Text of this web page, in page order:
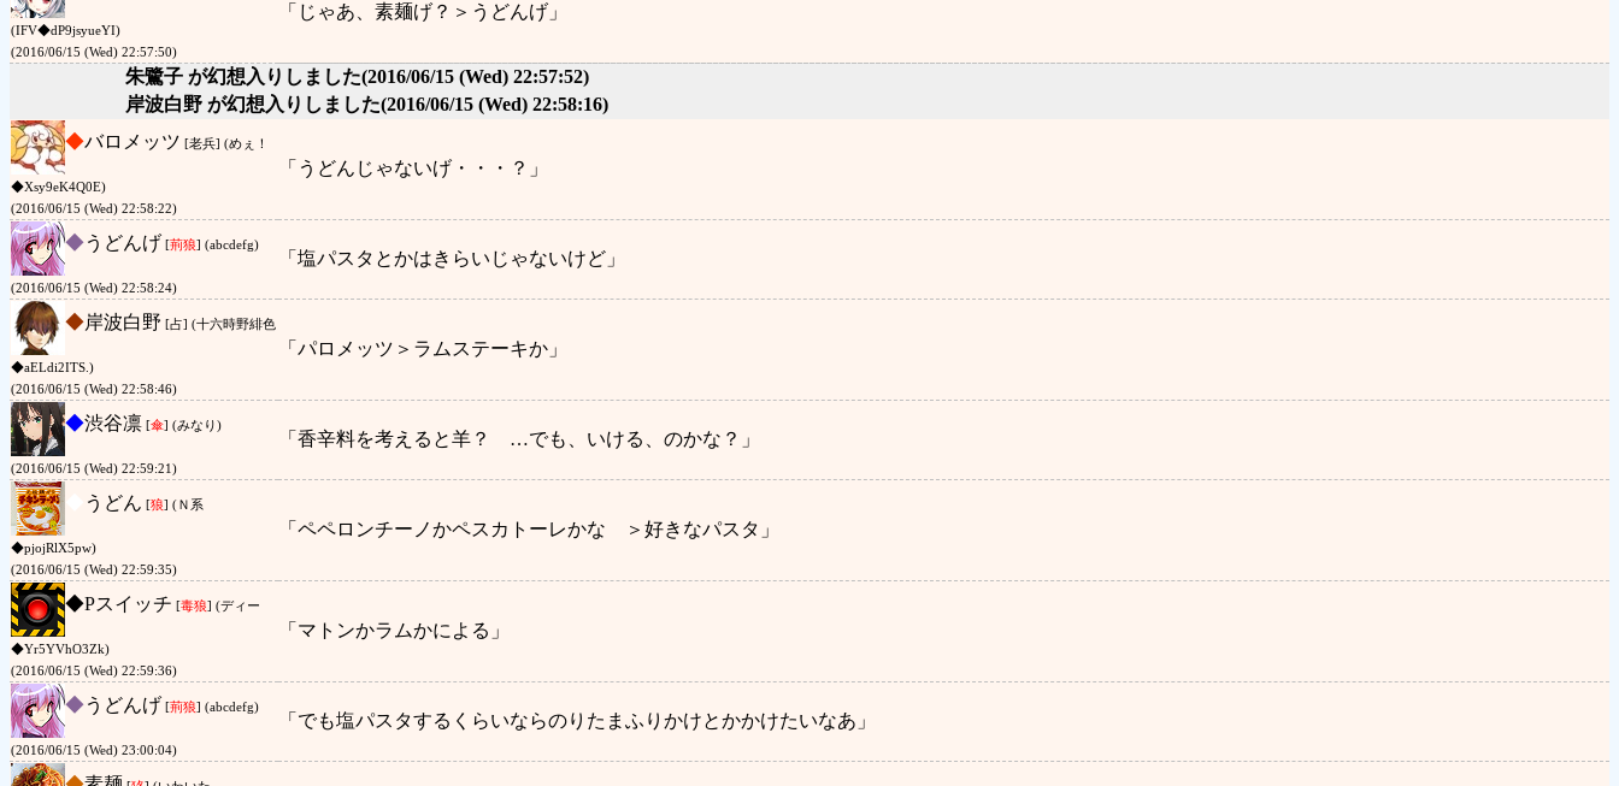
(IFV◆dP9jsyueYI)
(2016/06/15 (Wed) 22:57:50)
「じゃあ、素麺げ？＞うどんげ」
朱鷺子 が幻想入りしました(2016/06/15 (Wed) 22:57:52)
岸波白野 が幻想入りしました(2016/06/15 (Wed) 22:58:16)
◆バロメッツ [老兵] (めぇ！
◆Xsy9eK4Q0E)
(2016/06/15 (Wed) 22:58:22)
「うどんじゃないげ・・・？」
◆うどんげ [荊狼] (abcdefg)
(2016/06/15 (Wed) 22:58:24)
「塩パスタとかはきらいじゃないけど」
◆岸波白野 [占] (十六時野緋色
◆aELdi2ITS.)
(2016/06/15 (Wed) 22:58:46)
「パロメッツ＞ラムステーキか」
◆渋谷凛 [傘] (みなり)
(2016/06/15 (Wed) 22:59:21)
「香辛料を考えると羊？ …でも、いける、のかな？」
うどん [狼] (Ｎ系
◆pjojRlX5pw)
(2016/06/15 (Wed) 22:59:35)
「ペペロンチーノかペスカトーレかな ＞好きなパスタ」
◆Pスイッチ [毒狼] (ディー
◆Yr5YVhO3Zk)
(2016/06/15 (Wed) 22:59:36)
「マトンかラムかによる」
◆うどんげ [荊狼] (abcdefg)
(2016/06/15 (Wed) 23:00:04)
「でも塩パスタするくらいならのりたまふりかけとかかけたいなあ」